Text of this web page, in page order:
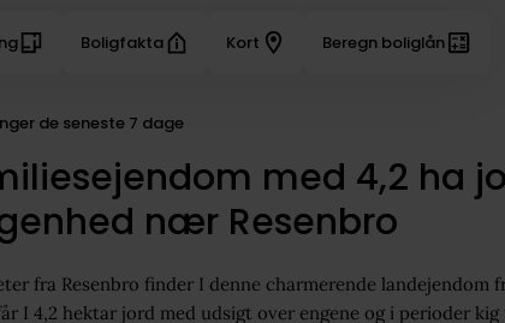
Boligfakta Kort Beregn boliglån
de seneste 7 dage
downloadet
med 4,2 ha
nær Resenbro
fra Resenbro finder I denne charmerende landejendom
I 4,2 hektar jord med udsigt over engene og i perioder